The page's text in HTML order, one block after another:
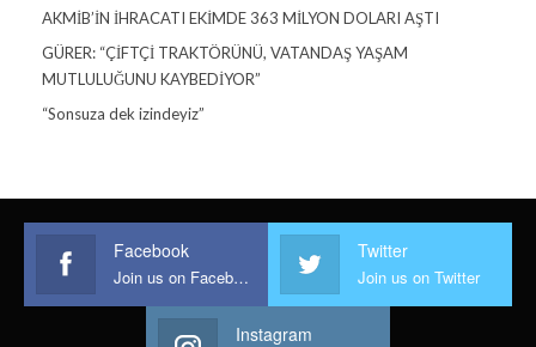
AKMİB’İN İHRACATI EKİMDE 363 MİLYON DOLARI AŞTI
GÜRER: “ÇİFTÇİ TRAKTÖRÜNÜ, VATANDAŞ YAŞAM
MUTLULUĞUNU KAYBEDİYOR”
“Sonsuza dek izindeyiz”
Facebook
Join us on Facebook
Twitter
Join us on Twitter
Instagram